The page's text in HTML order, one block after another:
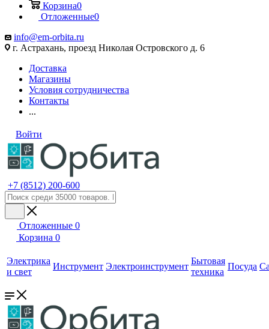
Корзина0
Отложенные0
info@em-orbita.ru
г. Астрахань, проезд Николая Островского д. 6
Доставка
Магазины
Условия сотрудничества
Контакты
...
Войти
+7 (8512) 200-600
Отложенные 0
Корзина 0
Электрика
и свет
Инструмент Электроинструмент
Бытовая
техника
Посуда